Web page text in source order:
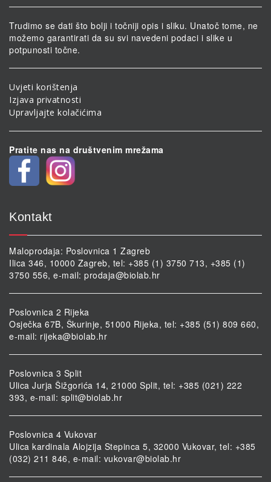
Trudimo se dati što bolji i točniji opis i sliku. Unatoč tome, ne
možemo garantirati da su svi navedeni podaci i slike u
potpunosti točne.
Uvjeti korištenja
Izjava privatnosti
Upravljajte kolačićima
Pratite nas na društvenim mrežama
Kontakt
Maloprodaja: Poslovnica 1 Zagreb
Ilica 346, 10000 Zagreb, tel: +385 (1) 3750 713, +385 (1)
3750 556, e-mail: prodaja@biolab.hr
Poslovnica 2 Rijeka
Osječka 67B, Škurinje, 51000 Rijeka, tel: +385 (51) 809 660,
e-mail: rijeka@biolab.hr
Poslovnica 3 Split
Ulica Jurja Šižgorića 14, 21000 Split, tel: +385 (021) 222
393, e-mail: split@biolab.hr
Poslovnica 4 Vukovar
Ulica kardinala Alojzija Stepinca 5, 32000 Vukovar, tel: +385
(032) 211 846, e-mail: vukovar@biolab.hr